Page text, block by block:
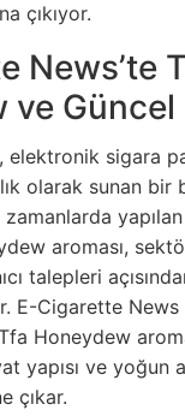
çıkıyor.
News’te
ve
sigara
olarak sunan bir
aroması,
talepleri
E-Cigarette News
Honeydew
yapısı ve yoğun
çıkar.